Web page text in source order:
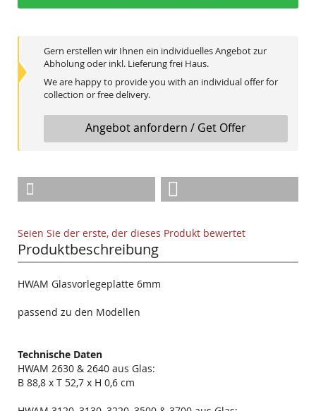
Gern erstellen wir Ihnen ein individuelles Angebot zur
Abholung oder inkl. Lieferung frei Haus.
We are happy to provide you with an individual offer for
collection or free delivery.
Angebot anfordern / Get Offer
Seien Sie der erste, der dieses Produkt bewertet
Produktbeschreibung
HWAM Glasvorlegeplatte 6mm
passend zu den Modellen
Technische Daten
HWAM 2630 & 2640 aus Glas:
B 88,8 x T 52,7 x H 0,6 cm